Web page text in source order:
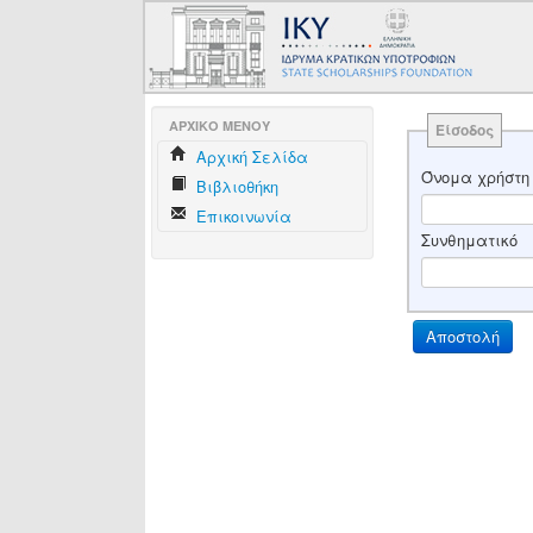
AΡΧΙΚΟ ΜΕΝΟΥ
Aρχική Σελίδα
Βιβλιοθήκη
Επικοινωνία
Είσοδος
Όνομα χρήστη
Συνθηματικό